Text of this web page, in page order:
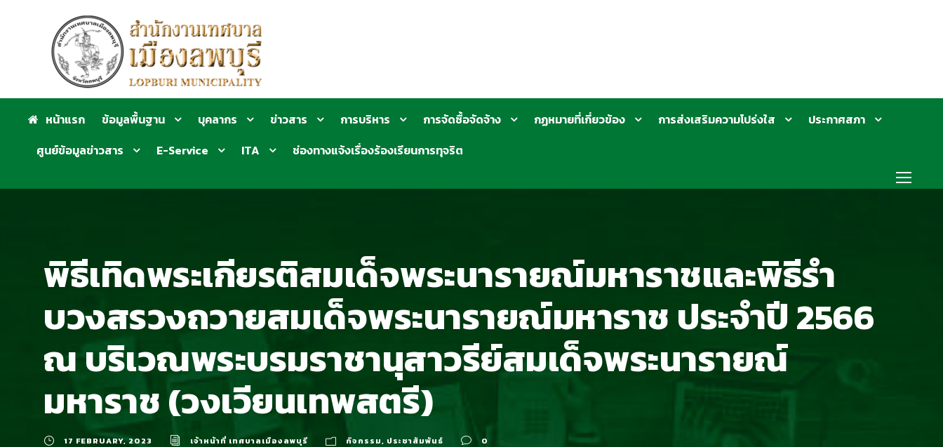
หน้าแรก ข้อมูลพื้นฐาน บุคลากร ข่าวสาร การบริหาร การจัดซื้อจัดจ้าง กฏหมายที่เกี่ยวข้อง การส่งเสริมความโปร่งใส
ประกาศสภา
ศูนย์ข้อมูลข่าวสาร
E-Service ITA ช่องทางแจ้งเรื่องร้องเรียนการทุจริต
พิธีเทิดพระเกียรติสมเด็จพระนารายณ์มหาราชและพิธีรำ
บวงสรวงถวายสมเด็จพระนารายณ์มหาราช ประจำปี 2566
ณ บริเวณพระบรมราชานุสาวรีย์สมเด็จพระนารายณ์
มหาราช (วงเวียนเทพสตรี)
17 FEBRUARY, 2023 เจ้าหน้าที่ เทศบาลเมืองลพบุรี กิจกรรม, ประชาสัมพันธ์ 0